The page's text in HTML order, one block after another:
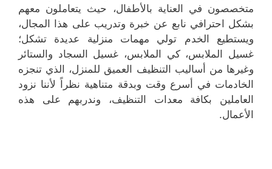
متخصصون في العناية بالأطفال، حيث يتعاملون معهم
بشكل احترافي نابع عن خبرة وتدريب على هذا المجال،
ويستطيع الخدم تولي مهمات منزلية عديدة تشكل؛
غسيل الملابس، كي الملابس، غسيل السجاد والستائر
وغيرها من أساليب التنظيف العميق للمنزل، الذي تنجزه
الخادمات في أسرع وقت وبدقة متناهية نظراً لأننا نزود
العاملين بكافة معدات التنظيف، وندربهم على هذه
الأعمال.